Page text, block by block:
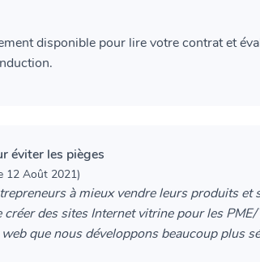
disponible pour lire votre contrat et
éviter les pièges
12 Août 2021)
à mieux vendre leurs produits
créer des sites Internet vitrine pour les
que nous développons beaucoup plus